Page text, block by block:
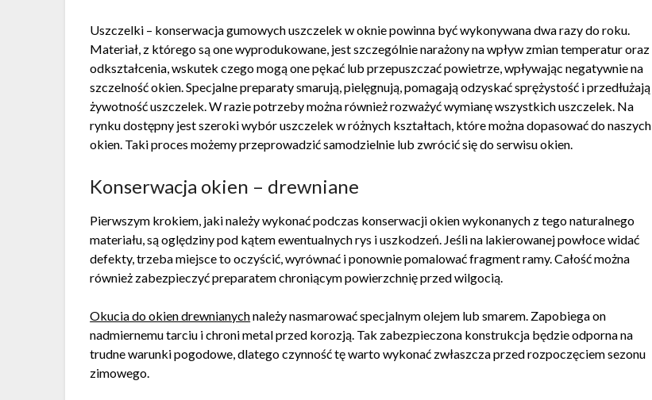
Uszczelki – konserwacja gumowych uszczelek w oknie powinna być wykonywana dwa razy do roku.
Materiał, z którego są one wyprodukowane, jest szczególnie narażony na wpływ zmian temperatur oraz
odkształcenia, wskutek czego mogą one pękać lub przepuszczać powietrze, wpływając negatywnie na
szczelność okien. Specjalne preparaty smarują, pielęgnują, pomagają odzyskać sprężystość i przedłużają
żywotność uszczelek. W razie potrzeby można również rozważyć wymianę wszystkich uszczelek. Na
rynku dostępny jest szeroki wybór uszczelek w różnych kształtach, które można dopasować do naszych
okien. Taki proces możemy przeprowadzić samodzielnie lub zwrócić się do serwisu okien.
Konserwacja okien – drewniane
Pierwszym krokiem, jaki należy wykonać podczas konserwacji okien wykonanych z tego naturalnego
materiału, są oględziny pod kątem ewentualnych rys i uszkodzeń. Jeśli na lakierowanej powłoce widać
defekty, trzeba miejsce to oczyścić, wyrównać i ponownie pomalować fragment ramy. Całość można
również zabezpieczyć preparatem chroniącym powierzchnię przed wilgocią.
Okucia do okien drewnianychnależy nasmarować specjalnym olejem lub smarem. Zapobiega on
nadmiernemu tarciu i chroni metal przed korozją. Tak zabezpieczona konstrukcja będzie odporna na
trudne warunki pogodowe, dlatego czynność tę warto wykonać zwłaszcza przed rozpoczęciem sezonu
zimowego.